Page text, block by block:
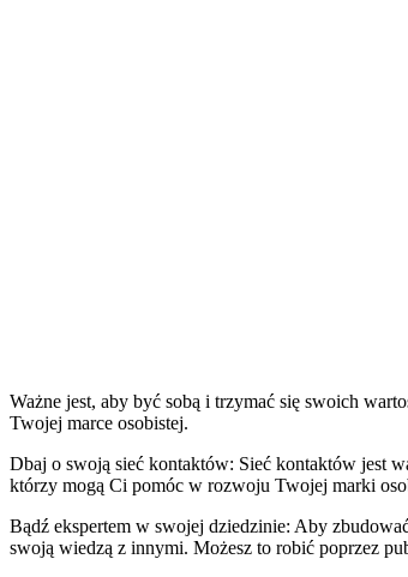
Ważne jest, aby być sobą i trzymać się swoich
Twojej marce osobistej.
Dbaj o swoją sieć kontaktów: Sieć kontaktów jest
którzy mogą Ci pomóc w rozwoju Twojej marki
Bądź ekspertem w swojej dziedzinie: Aby
swoją wiedzą z innymi. Możesz to robić poprzez